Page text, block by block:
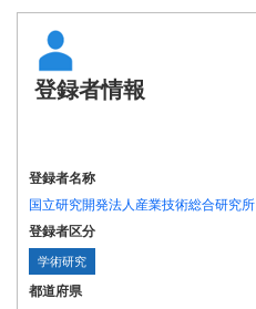
登録者情報
登録者名称
国立研究開発法人産業技術総合研究所
登録者区分
学術研究
都道府県